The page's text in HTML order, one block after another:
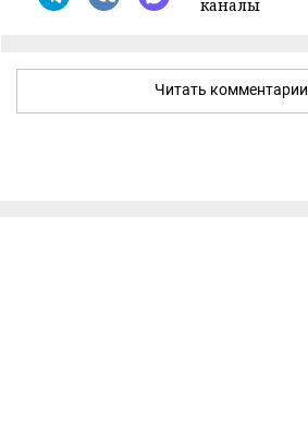
каналы
Читать комментарии